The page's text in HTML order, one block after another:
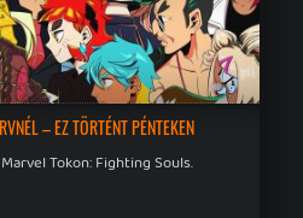
9
– EZ TÖRTÉNT PÉNTEKEN
Tokon: Fighting Souls.